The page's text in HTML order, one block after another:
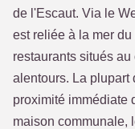
de l'Escaut. Via le
est reliée à la mer
restaurants situés
alentours. La plupart
proximité immédiate
maison communale,